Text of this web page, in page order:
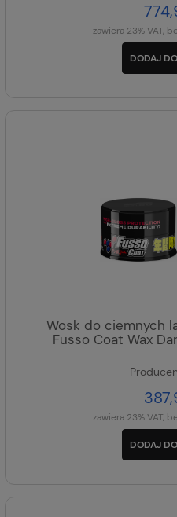
zawiera 23% VAT,
DODAJ
Wosk do ciemnych
Fusso Coat Wax
zawiera 23% VAT,
DODAJ